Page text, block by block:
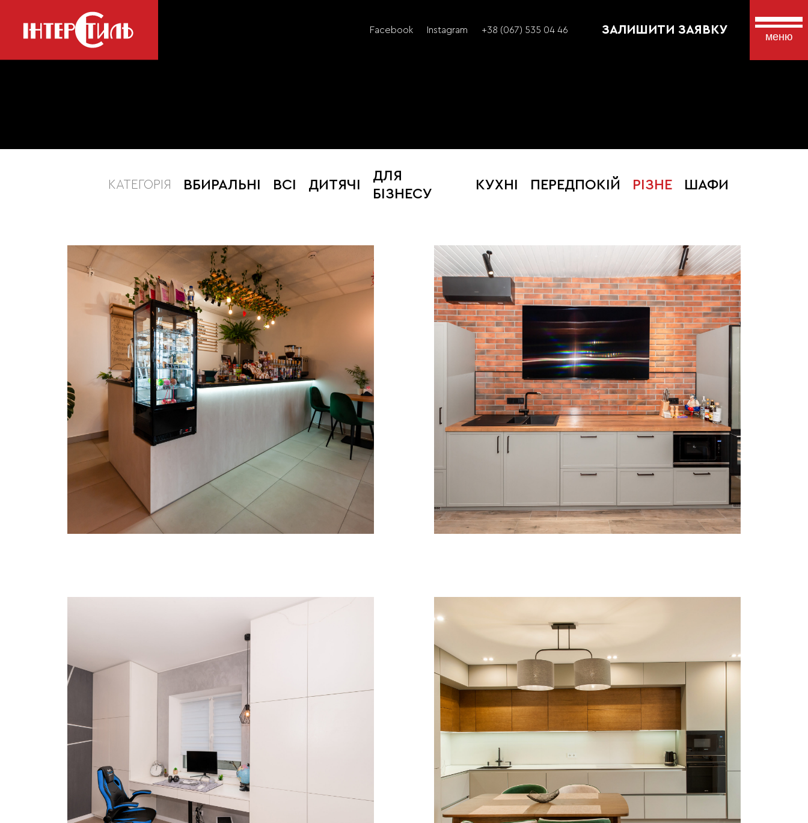
Facebook Instagram +38 (067) 535 04 46 ЗАЛИШИТИ ЗАЯВКУ
меню
КАТЕГОРІЯ ВБИРАЛЬНІ ВСІ ДИТЯЧІ
ДЛЯ
БІЗНЕСУ
КУХНІ ПЕРЕДПОКІЙ РІЗНЕ ШАФИ